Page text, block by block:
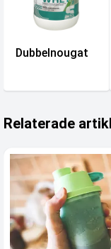
Dubbelnougat
Relaterade